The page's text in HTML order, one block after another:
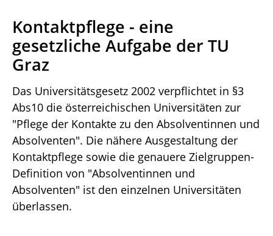
Kontaktpflege - eine
gesetzliche Aufgabe der TU
Graz
Das Universitätsgesetz 2002 verpflichtet in §3
Abs10 die österreichischen Universitäten zur
"Pflege der Kontakte zu den Absolventinnen und
Absolventen". Die nähere Ausgestaltung der
Kontaktpflege sowie die genauere Zielgruppen-
Definition von "Absolventinnen und
Absolventen" ist den einzelnen Universitäten
überlassen.